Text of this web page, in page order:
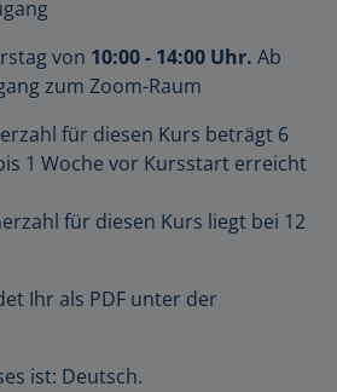
von 10:00 - 14:00 Uhr. Ab
zum Zoom-Raum
für diesen Kurs beträgt 6
1 Woche vor Kursstart erreicht
für diesen Kurs liegt bei 12
Ihr als PDF unter der
ist: Deutsch.